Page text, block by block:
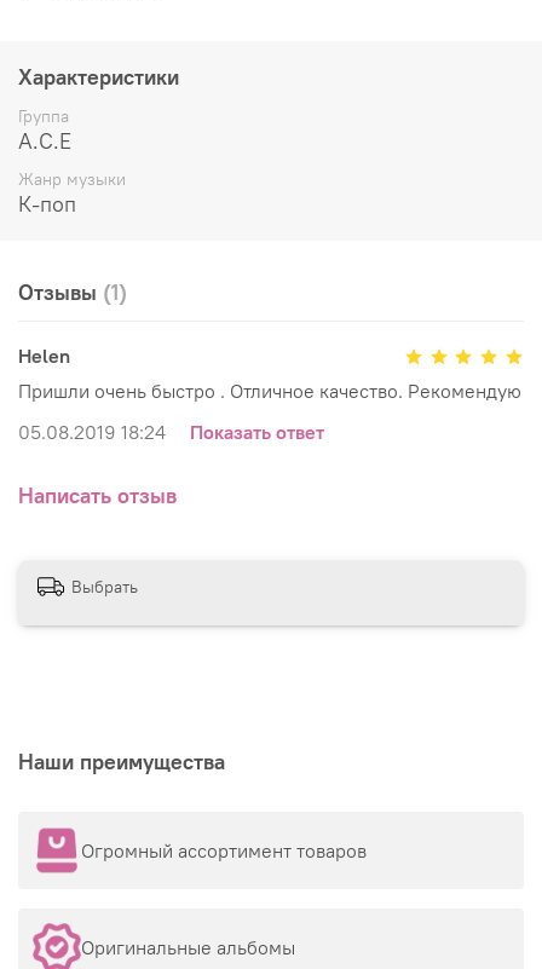
Характеристики
Группа
A.C.E
Жанр музыки
К-поп
Отзывы (1)
Helen
Пришли очень быстро . Отличное качество. Рекомендую
05.08.2019 18:24
Показать ответ
Написать отзыв
Выбрать
Наши преимущества
Огромный ассортимент товаров
Оригинальные альбомы